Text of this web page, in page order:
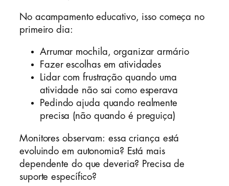
No acampamento educativo, isso começa no
primeiro dia:
Arrumar mochila, organizar armário
Fazer escolhas em atividades
Lidar com frustração quando uma
atividade não sai como esperava
Pedindo ajuda quando realmente
precisa (não quando é preguiça)
Monitores observam: essa criança está
evoluindo em autonomia? Está mais
dependente do que deveria? Precisa de
suporte específico?